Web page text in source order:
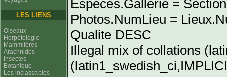
LES LIENS
Oiseaux
Herpétologie
Mammifères
Arachnides
Insectes
Botanique
Les inclassables
Especes.Gallerie =
Photos.NumLieu =
Qualite DESC
Illegal mix of collations